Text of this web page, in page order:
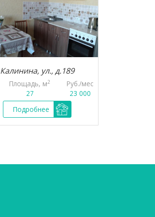
Калинина, ул., д.189
Площадь, м2
27
Руб./мес
23 000
Подробнее